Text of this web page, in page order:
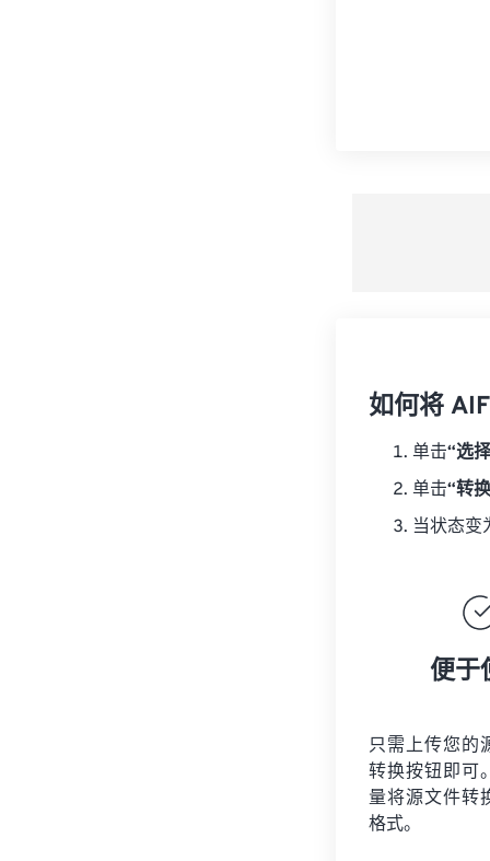
如何将
单击“选
单击“转
当状态变
便于
只需上传您的
转换按钮即可
量将源文件转
格式。